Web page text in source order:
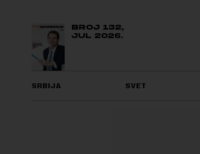
BROJ 132,
JUL 2026.
SRBIJA SVET